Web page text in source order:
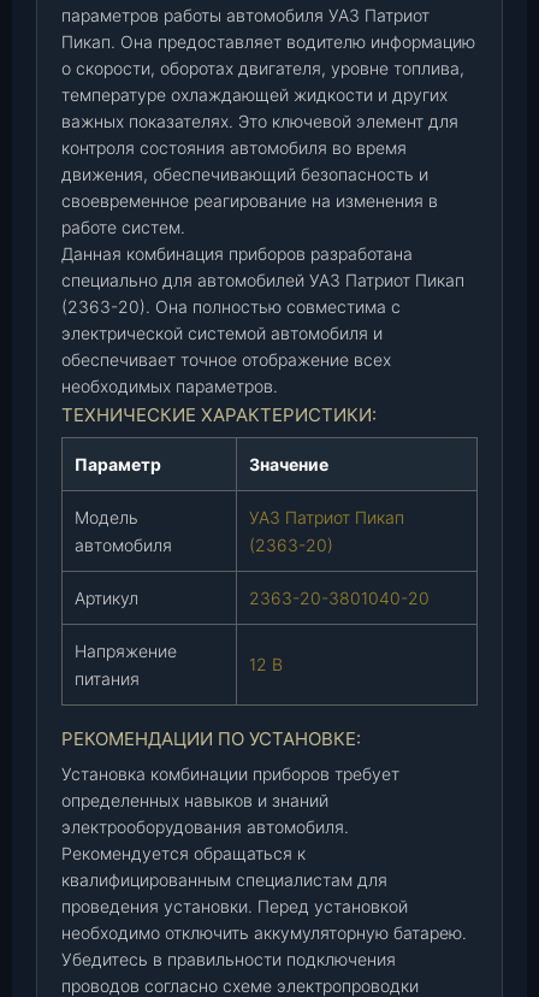
в
т
р
и
о
т
П
и
к
а
п
(
2
0
4
0
-
2
0
)
ш
параметров работы автомобиля УАЗ Патриот
Пикап. Она предоставляет водителю информацию
о скорости, оборотах двигателя, уровне топлива,
температуре охлаждающей жидкости и других
важных показателях. Это ключевой элемент для
контроля состояния автомобиля во время
движения, обеспечивающий безопасность и
своевременное реагирование на изменения в
работе систем.
Данная комбинация приборов разработана
специально для автомобилей УАЗ Патриот Пикап
(2363-20). Она полностью совместима с
электрической системой автомобиля и
обеспечивает точное отображение всех
необходимых параметров.
ТЕХНИЧЕСКИЕ ХАРАКТЕРИСТИКИ:
Параметр Значение
Модель
автомобиля
УАЗ Патриот Пикап
(2363-20)
Артикул 2363-20-3801040-20
Напряжение
питания
12 В
РЕКОМЕНДАЦИИ ПО УСТАНОВКЕ:
Установка комбинации приборов требует
определенных навыков и знаний
электрооборудования автомобиля.
Рекомендуется обращаться к
квалифицированным специалистам для
проведения установки. Перед установкой
необходимо отключить аккумуляторную батарею.
Убедитесь в правильности подключения
проводов согласно схеме электропроводки